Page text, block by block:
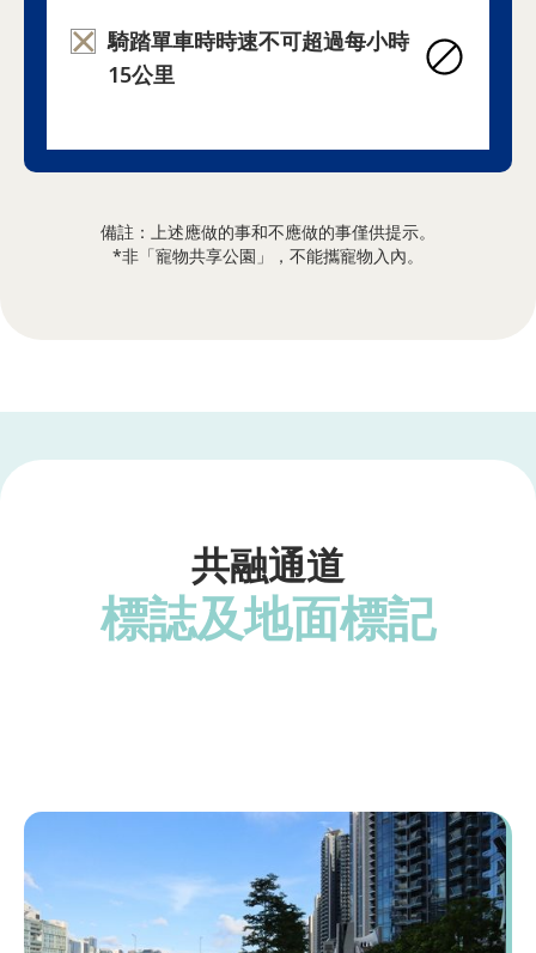
騎踏單車時時速不可超過每小時
15公里
備註：上述應做的事和不應做的事僅供提示。
*非「寵物共享公園」，不能攜寵物入內。
共融通道
標誌及地面標記